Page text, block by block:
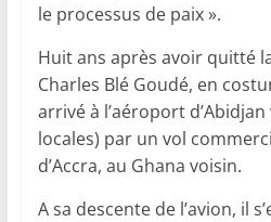
le processus de paix ».
Huit ans après avoir quitté
Charles Blé Goudé, en
arrivé à l’aéroport
locales) par un vol
d’Accra, au Ghana voisin.
A sa descente de l’avion, il